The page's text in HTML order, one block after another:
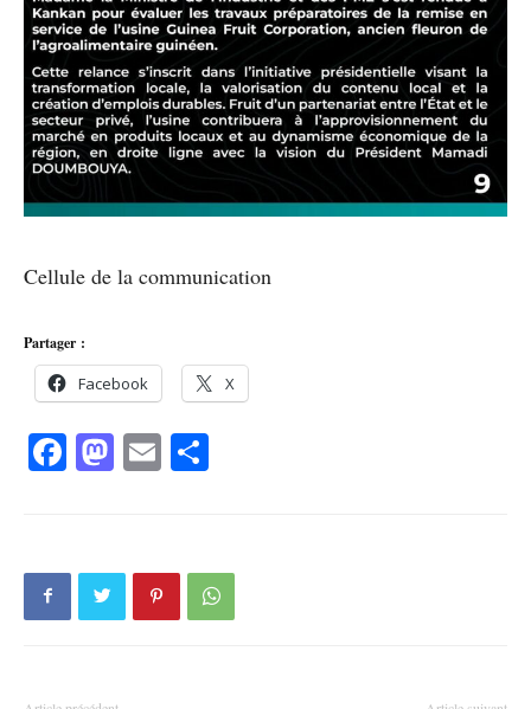
Cellule de la communication
Partager :
Facebook X
Facebook
Mastodon
Email